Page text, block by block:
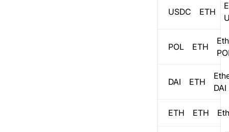
USDC ETH
POL ETH
DAI ETH
DAI
ETH ETH